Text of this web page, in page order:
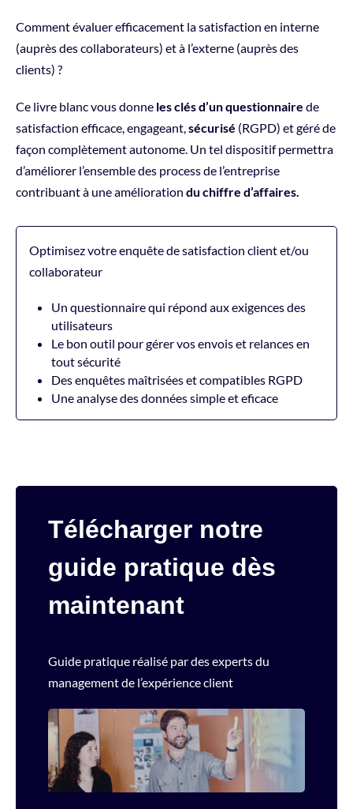
Comment évaluer efficacement la satisfaction en interne
(auprès des collaborateurs) et à l’externe (auprès des
clients) ?
Ce livre blanc vous donne les clés d’un questionnaire de
satisfaction efficace, engageant, sécurisé (RGPD) et géré de
façon complètement autonome. Un tel dispositif permettra
d’améliorer l’ensemble des process de l’entreprise
contribuant à une amélioration du chiffre d’affaires.
Optimisez votre enquête de satisfaction client et/ou
collaborateur
Un questionnaire qui répond aux exigences des
utilisateurs
Le bon outil pour gérer vos envois et relances en
tout sécurité
Des enquêtes maîtrisées et compatibles RGPD
Une analyse des données simple et eficace
Télécharger notre
guide pratique dès
maintenant
Guide pratique réalisé par des experts du
management de l’expérience client